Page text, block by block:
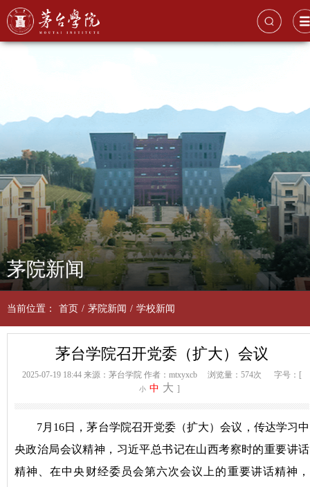
茅院新闻
当前位置： 首页 / 茅院新闻 / 学校新闻
茅台学院召开党委（扩大）会议
2025-07-19 18:44 来源：茅台学院 作者：mtxyxcb 浏览量：574次 字号：[
小 中 大 ]
7月16日，茅台学院召开党委（扩大）会议，传达学习中
央政治局会议精神，习近平总书记在山西考察时的重要讲话
精神、在中央财经委员会第六次会议上的重要讲话精神，